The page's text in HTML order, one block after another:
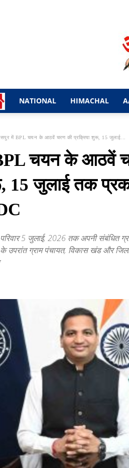
NATIONAL HIMACHAL
में BPL चयन के आठवें चरण की प्रक्रिया शुरू, 15 जुलाई...
चयन के आठवें
15 जुलाई तक
परिवार 5 जुलाई, 2026 तक अपनी संबंधित
ग्राम पंचायत, विकास खंड और जिला